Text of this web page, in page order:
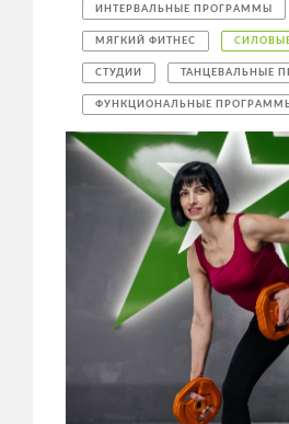
ИНТЕРВАЛЬНЫЕ ПРОГРАММЫ
МЯГКИЙ ФИТНЕС
СТУДИИ ТАНЦЕВАЛЬНЫЕ
ФУНКЦИОНАЛЬНЫЕ